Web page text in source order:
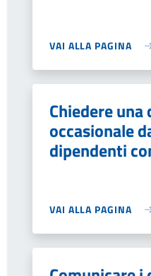
VAI ALLA PAGINA
Chiedere
occasionale
dipendenti
VAI ALLA PAGINA